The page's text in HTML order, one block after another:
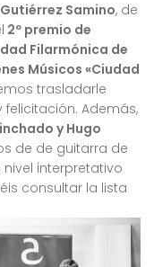
Samino, de
2º premio de
Filarmónica de
Músicos «Ciudad
trasladarle
Además,
y Hugo
de de guitarra de
interpretativo
consultar la lista